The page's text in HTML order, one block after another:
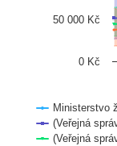
Ministerstvo
(Veřejná
(Veřejná
0 Kč
50 000 Kč